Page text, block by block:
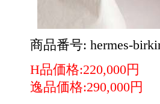
商品番号: hermes-
H品価格:220,000円
逸品価格:290,000円